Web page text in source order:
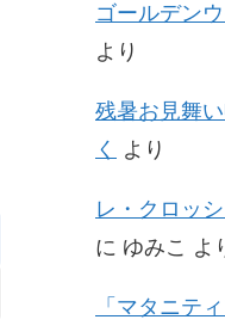
ゴールデン
より
残暑お見舞
く
より
レ・クロッ
に ゆみこ よ
「マタニテ